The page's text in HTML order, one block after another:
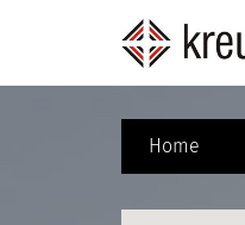
Home